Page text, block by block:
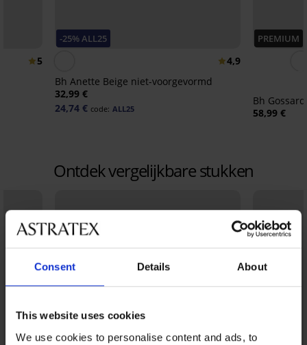
Consent Details About
This website uses cookies
We use cookies to personalise content and ads, to
5
-25% ALL25
4,9
Bh Anette Beige niet-voorgevormd
32,99 €
24,74 € code: ALL25
PREMIUM
Bh
58,99 €
Ontdek vergelijkbare stukken